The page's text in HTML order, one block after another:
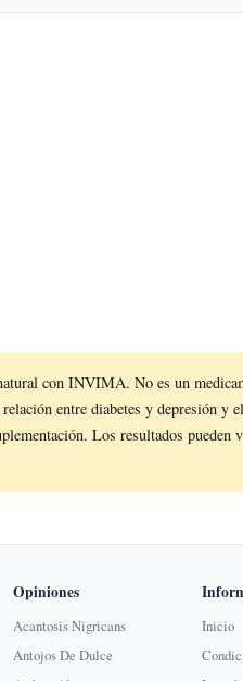
con INVIMA. No es un
entre diabetes y depresión y
Los resultados pueden
Opiniones
Acantosis Nigricans
Antojos De Dulce
Inicio